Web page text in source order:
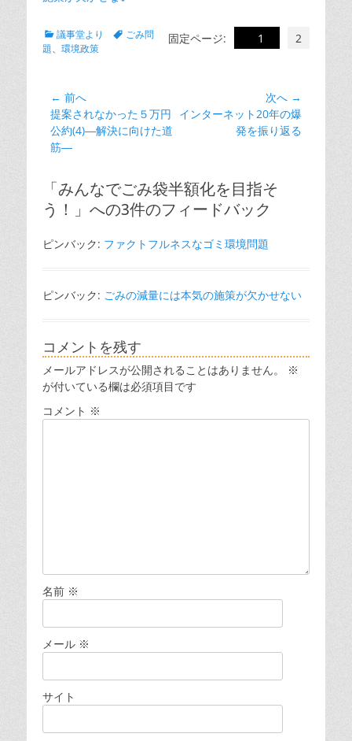
固定ページ: 1 2
カ
テ
議事堂より
タ ごみ問
題、 環境政策
投
稿
ナ
ゲ
ー
シ
ョ
← 前へ
前
の
投
提案されなかった５万円
公約(4)―解決に向けた道
筋―
次へ →
次
インターネット20年の爆
発を振り返る
「みんなでごみ袋半額化を目指そ
う！」への3件のフィードバック
ピンバック: ファクトフルネスなゴミ環境問題
ピンバック: ごみの減量には本気の施策が欠かせない
コメントを残す
メールアドレスが公開されることはありません。
※
が付いている欄は必須項目です
コメント ※
名前 ※
メール ※
サイト